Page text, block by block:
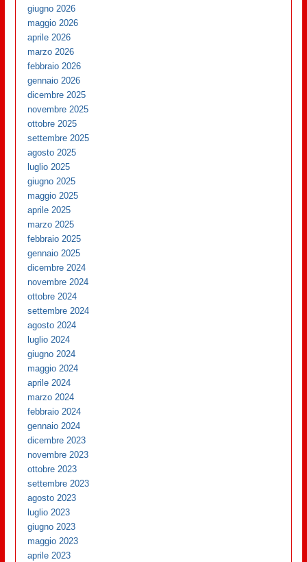
giugno 2026
maggio 2026
aprile 2026
marzo 2026
febbraio 2026
gennaio 2026
dicembre 2025
novembre 2025
ottobre 2025
settembre 2025
agosto 2025
luglio 2025
giugno 2025
maggio 2025
aprile 2025
marzo 2025
febbraio 2025
gennaio 2025
dicembre 2024
novembre 2024
ottobre 2024
settembre 2024
agosto 2024
luglio 2024
giugno 2024
maggio 2024
aprile 2024
marzo 2024
febbraio 2024
gennaio 2024
dicembre 2023
novembre 2023
ottobre 2023
settembre 2023
agosto 2023
luglio 2023
giugno 2023
maggio 2023
aprile 2023